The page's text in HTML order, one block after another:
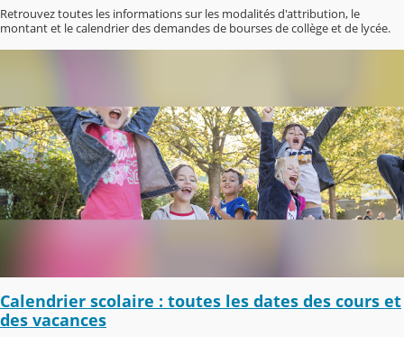
Retrouvez toutes les informations sur les modalités d'attribution, le
montant et le calendrier des demandes de bourses de collège et de lycée.
Calendrier scolaire : toutes les dates des cours et
des vacances